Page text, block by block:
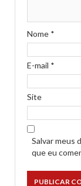
Nome *
E-mail *
Site
Salvar meus
que eu